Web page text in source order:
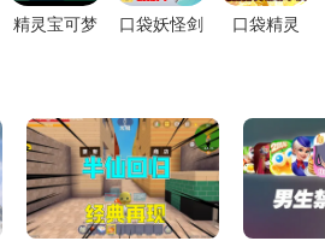
精灵宝可梦
口袋妖怪剑
口袋精灵